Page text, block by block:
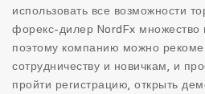
использовать все возможности
форекс-дилер NordFx множество
поэтому компанию можно
сотрудничеству и новичкам, и
пройти регистрацию, открыть